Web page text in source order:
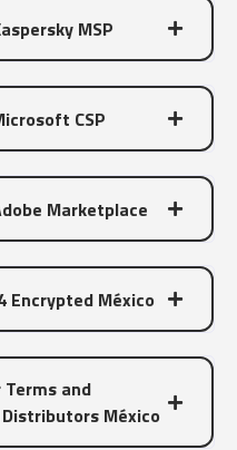
MSP
CSP
Marketplace
Encrypted México
and
México